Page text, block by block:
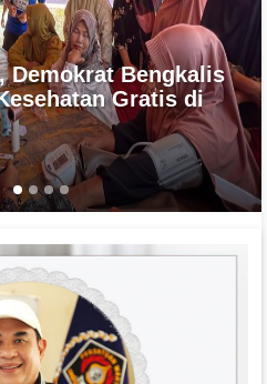
Demokrat Bengkalis
Gratis di